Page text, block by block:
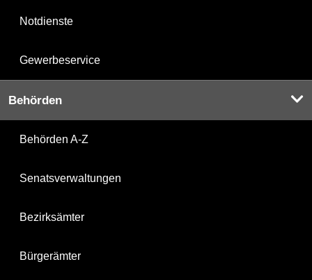
Notdienste
Gewerbeservice
Behörden
Behörden A-Z
Senatsverwaltungen
Bezirksämter
Bürgerämter